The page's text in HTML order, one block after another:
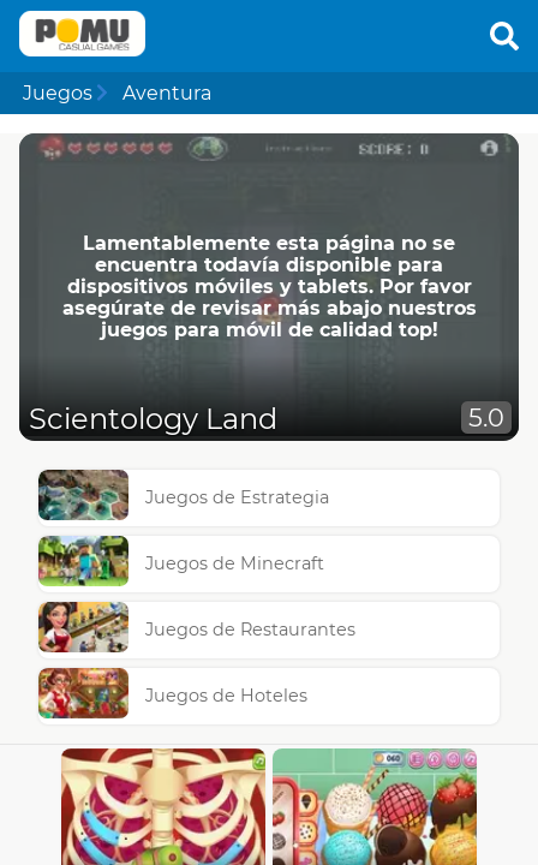
Juegos Aventura
Lamentablemente esta página no se
encuentra todavía disponible para
dispositivos móviles y tablets. Por favor
asegúrate de revisar más abajo nuestros
juegos para móvil de calidad top!
Scientology Land 5.0
Juegos de Estrategia
Juegos de Minecraft
Juegos de Restaurantes
Juegos de Hoteles